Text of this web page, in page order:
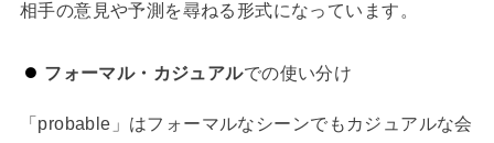
相手の意見や予測を尋ねる形式になっています。
フォーマル・カジュアルでの使い分け
「probable」はフォーマルなシーンでもカジュアルな会